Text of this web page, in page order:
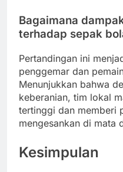
Bagaimana
terhadap sepak
Pertandingan ini
penggemar dan
Menunjukkan bahwa
keberanian, tim lokal
tertinggi dan memberi
mengesankan di mata
Kesimpulan